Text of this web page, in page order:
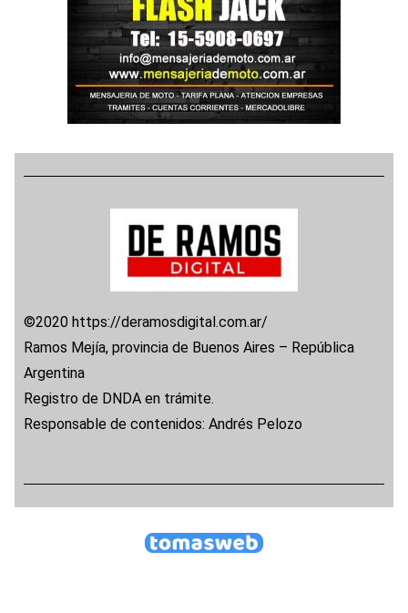
©2020 https://deramosdigital.com.ar/
Ramos Mejía, provincia de Buenos Aires – República
Argentina
Registro de DNDA en trámite.
Responsable de contenidos: Andrés Pelozo